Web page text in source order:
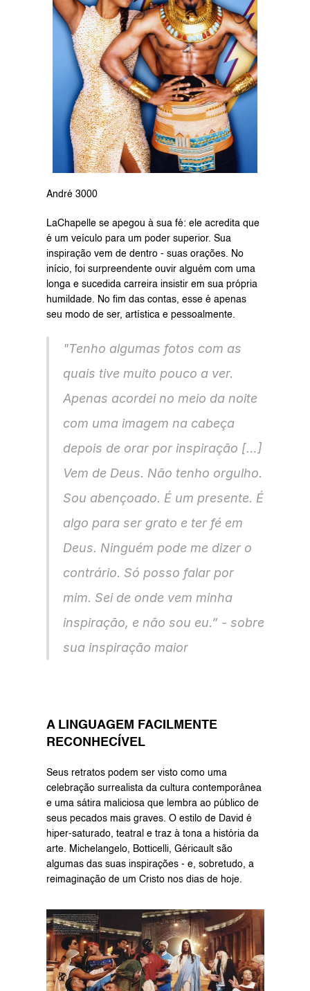
André 3000
LaChapelle se apegou à sua fé: ele acredita que
é um veículo para um poder superior. Sua
inspiração vem de dentro - suas orações. No
início, foi surpreendente ouvir alguém com uma
longa e sucedida carreira insistir em sua própria
humildade. No fim das contas, esse é apenas
seu modo de ser, artística e pessoalmente.
"Tenho algumas fotos com as
quais tive muito pouco a ver.
Apenas acordei no meio da noite
com uma imagem na cabeça
depois de orar por inspiração […]
Vem de Deus. Não tenho orgulho.
Sou abençoado. É um presente. É
algo para ser grato e ter fé em
Deus. Ninguém pode me dizer o
contrário. Só posso falar por
mim. Sei de onde vem minha
inspiração, e não sou eu.” - sobre
sua inspiração maior
A LINGUAGEM FACILMENTE
RECONHECÍVEL
Seus retratos podem ser visto como uma
celebração surrealista da cultura contemporânea
e uma sátira maliciosa que lembra ao público de
seus pecados mais graves. O estilo de David é
hiper-saturado, teatral e traz à tona a história da
arte. Michelangelo, Botticelli, Géricault são
algumas das suas inspirações - e, sobretudo, a
reimaginação de um Cristo nos dias de hoje.